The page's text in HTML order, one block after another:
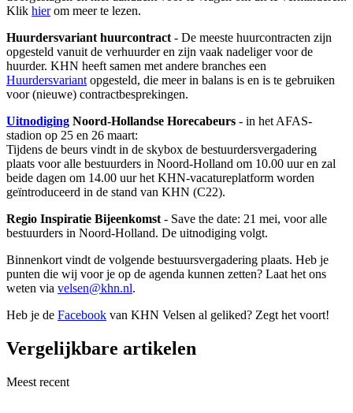
Klik hierom meer te lezen.
Huurdersvariant huurcontract - De meeste huurcontracten zijn
opgesteld vanuit de verhuurder en zijn vaak nadeliger voor de
huurder. KHN heeft samen met andere branches een
Huurdersvariant opgesteld, die meer in balans is en is te gebruiken
voor (nieuwe) contractbesprekingen.
Uitnodiging Noord-Hollandse Horecabeurs - in het AFAS-
stadion op 25 en 26 maart:
Tijdens de beurs vindt in de skybox de bestuurdersvergadering
plaats voor alle bestuurders in Noord-Holland om 10.00 uur en zal
beide dagen om 14.00 uur het KHN-vacatureplatform worden
geïntroduceerd in de stand van KHN (C22).
Regio Inspiratie Bijeenkomst - Save the date: 21 mei, voor alle
bestuurders in Noord-Holland. De uitnodiging volgt.
Binnenkort vindt de volgende bestuursvergadering plaats. Heb je
punten die wij voor je op de agenda kunnen zetten? Laat het ons
weten via velsen@khn.nl.
Heb je de Facebook van KHN Velsen al geliked? Zegt het voort!
Vergelijkbare artikelen
Meest recent